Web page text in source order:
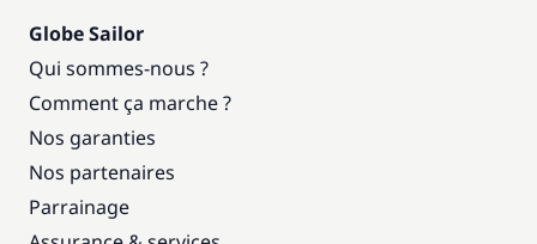
Globe Sailor
Qui sommes-nous ?
Comment ça marche ?
Nos garanties
Nos partenaires
Parrainage